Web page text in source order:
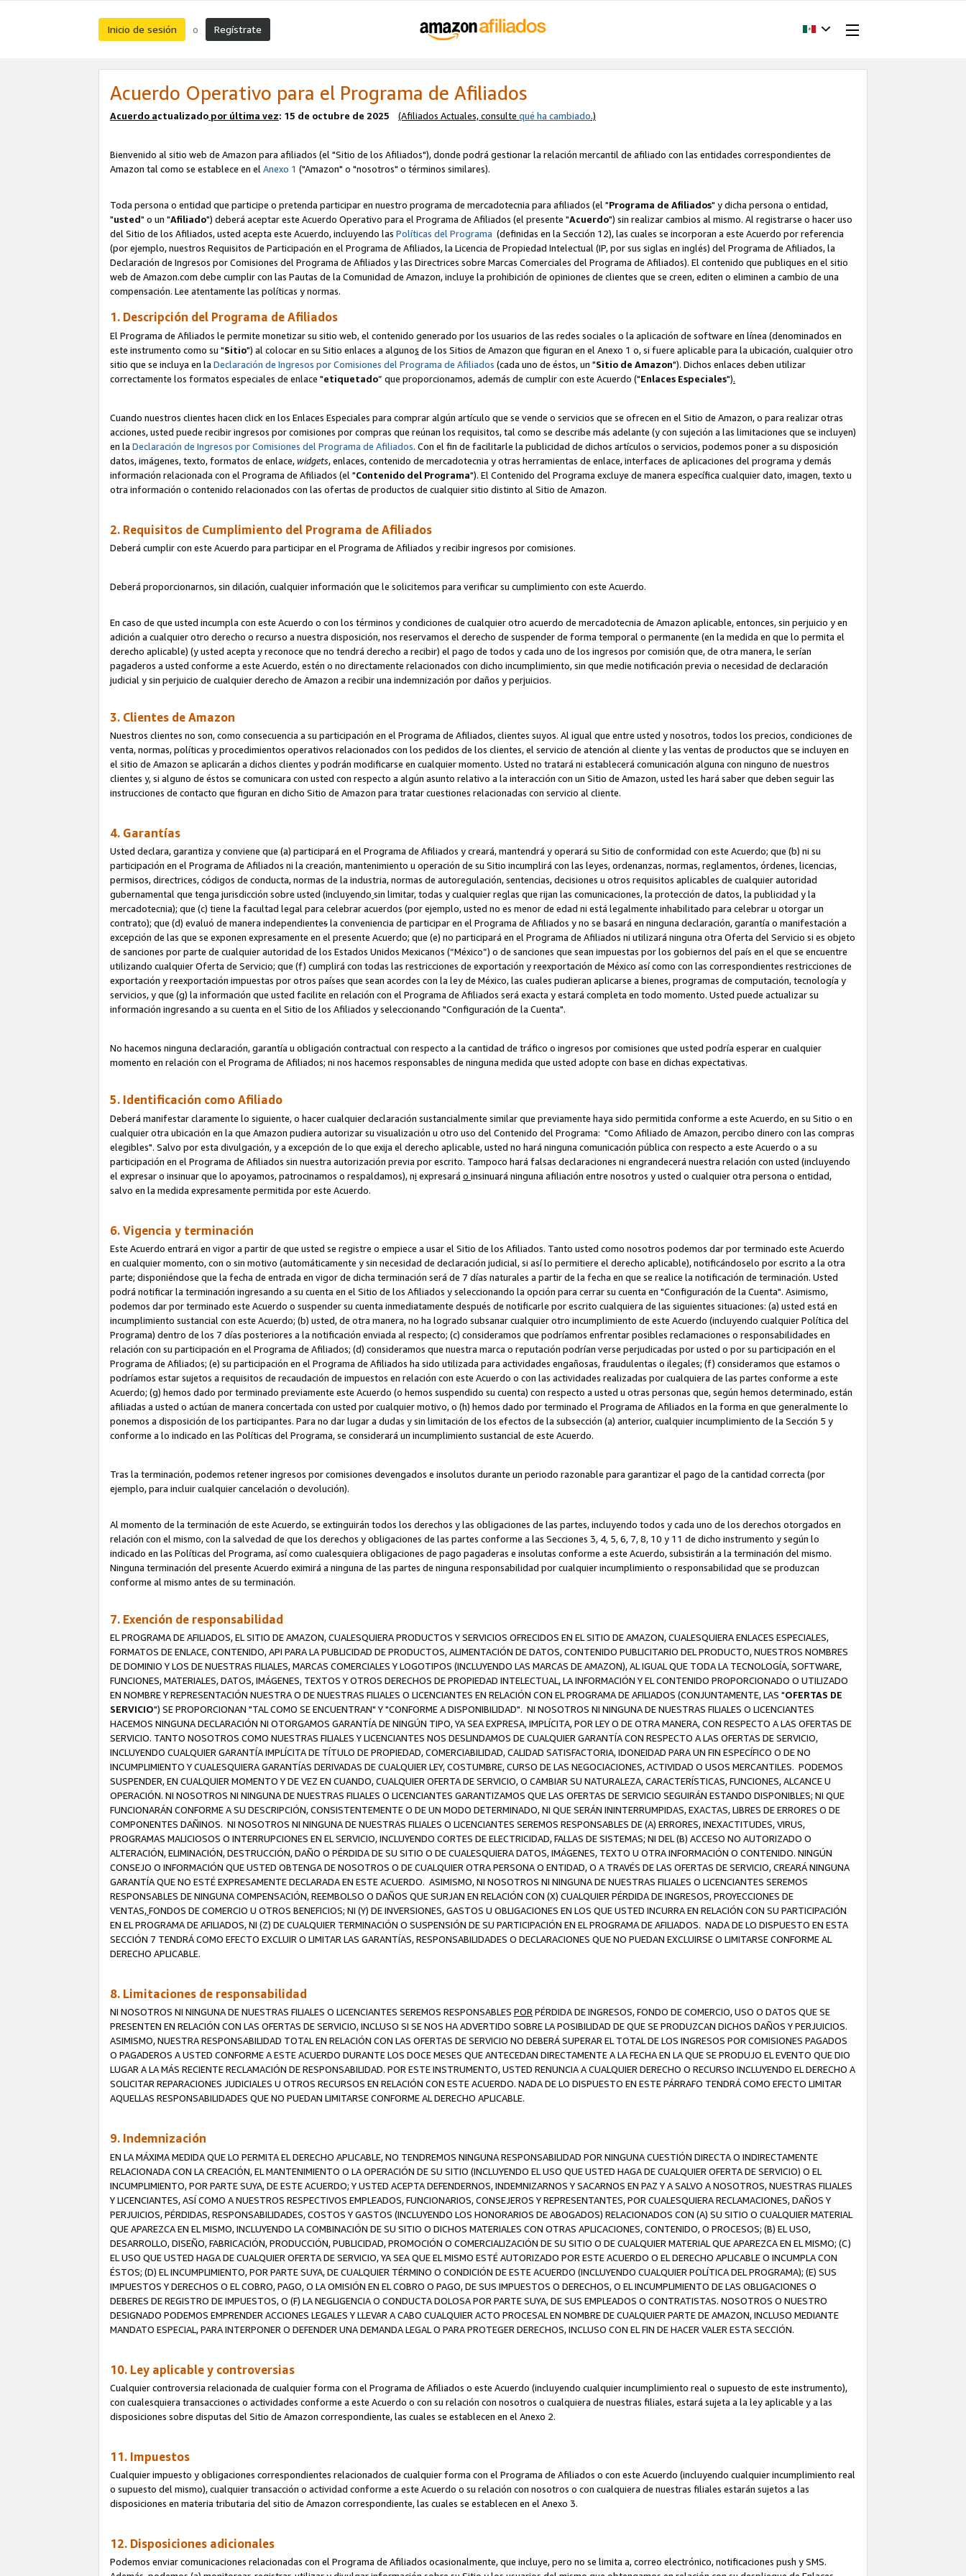
Inicio de sesión o Regístrate
Acuerdo Operativo para el Programa de Afiliados
Acuerdo actualizado por última vez: 15 de octubre de 2025 (Afiliados Actuales, consulte qué ha cambiado.)
Bienvenido al sitio web de Amazon para afiliados (el "Sitio de los Afiliados"), donde podrá gestionar la relación mercantil de afiliado con las entidades correspondientes de
Amazon tal como se establece en elAnexo 1 ("Amazon" o "nosotros" o términos similares).
Toda persona o entidad que participe o pretenda participar en nuestro programa de mercadotecnia para afiliados (el "Programa de Afiliados" y dicha persona o entidad,
"usted" o un "Afiliado") deberá aceptar este Acuerdo Operativo para el Programa de Afiliados (el presente "Acuerdo") sin realizar cambios al mismo. Al registrarse o hacer uso
del Sitio de los Afiliados, usted acepta este Acuerdo, incluyendo las Políticas del Programa (definidas en la Sección 12), las cuales se incorporan a este Acuerdo por referencia
(por ejemplo, nuestros Requisitos de Participación en el Programa de Afiliados, la Licencia de Propiedad Intelectual (IP, por sus siglas en inglés) del Programa de Afiliados, la
Declaración de Ingresos por Comisiones del Programa de Afiliados y las Directrices sobre Marcas Comerciales del Programa de Afiliados). El contenido que publiques en el sitio
web de Amazon.com debe cumplir con las Pautas de la Comunidad de Amazon, incluye la prohibición de opiniones de clientes que se creen, editen o eliminen a cambio de una
compensación. Lee atentamente las políticas y normas.
1. Descripción del Programa de Afiliados
El Programa de Afiliados le permite monetizar su sitio web, el contenido generado por los usuarios de las redes sociales o la aplicación de software en línea (denominados en
este instrumento como su "Sitio") al colocar en su Sitio enlaces a algunos de los Sitios de Amazon que figuran en el Anexo 1 o, si fuere aplicable para la ubicación, cualquier otro
sitio que se incluya en la Declaración de Ingresos por Comisiones del Programa de Afiliados (cada uno de éstos, un "Sitio de Amazon"). Dichos enlaces deben utilizar
correctamente los formatos especiales de enlace "etiquetado” que proporcionamos, además de cumplir con este Acuerdo ("Enlaces Especiales").
Cuando nuestros clientes hacen click en los Enlaces Especiales para comprar algún artículo que se vende o servicios que se ofrecen en el Sitio de Amazon, o para realizar otras
acciones, usted puede recibir ingresos por comisiones por compras que reúnan los requisitos, tal como se describe más adelante (y con sujeción a las limitaciones que se incluyen)
en la Declaración de Ingresos por Comisiones del Programa de Afiliados. Con el fin de facilitarle la publicidad de dichos artículos o servicios, podemos poner a su disposición
datos, imágenes, texto, formatos de enlace,widgets, enlaces, contenido de mercadotecnia y otras herramientas de enlace, interfaces de aplicaciones del programa y demás
información relacionada con el Programa de Afiliados (el "Contenido del Programa"). El Contenido del Programa excluye de manera específica cualquier dato, imagen, texto u
otra información o contenido relacionados con las ofertas de productos de cualquier sitio distinto al Sitio de Amazon.
2. Requisitos de Cumplimiento del Programa de Afiliados
Deberá cumplir con este Acuerdo para participar en el Programa de Afiliados y recibir ingresos por comisiones.
Deberá proporcionarnos, sin dilación, cualquier información que le solicitemos para verificar su cumplimiento con este Acuerdo.
En caso de que usted incumpla con este Acuerdo o con los términos y condiciones de cualquier otro acuerdo de mercadotecnia de Amazon aplicable, entonces, sin perjuicio y en
adición a cualquier otro derecho o recurso a nuestra disposición, nos reservamos el derecho de suspender de forma temporal o permanente (en la medida en que lo permita el
derecho aplicable) (y usted acepta y reconoce que no tendrá derecho a recibir) el pago de todos y cada uno de los ingresos por comisión que, de otra manera, le serían
pagaderos a usted conforme a este Acuerdo, estén o no directamente relacionados con dicho incumplimiento, sin que medie notificación previa o necesidad de declaración
judicial y sin perjuicio de cualquier derecho de Amazon a recibir una indemnización por daños y perjuicios.
3. Clientes de Amazon
Nuestros clientes no son, como consecuencia a su participación en el Programa de Afiliados, clientes suyos. Al igual que entre usted y nosotros, todos los precios, condiciones de
venta, normas, políticas y procedimientos operativos relacionados con los pedidos de los clientes, el servicio de atención al cliente y las ventas de productos que se incluyen en
el sitio de Amazon se aplicarán a dichos clientes y podrán modificarse en cualquier momento. Usted no tratará ni establecerá comunicación alguna con ninguno de nuestros
clientes y, si alguno de éstos se comunicara con usted con respecto a algún asunto relativo a la interacción con un Sitio de Amazon, usted les hará saber que deben seguir las
instrucciones de contacto que figuran en dicho Sitio de Amazon para tratar cuestiones relacionadas con servicio al cliente.
4. Garantías
Usted declara, garantiza y conviene que (a) participará en el Programa de Afiliados y creará, mantendrá y operará su Sitio de conformidad con este Acuerdo; que (b) ni su
participación en el Programa de Afiliados ni la creación, mantenimiento u operación de su Sitio incumplirá con las leyes, ordenanzas, normas, reglamentos, órdenes, licencias,
permisos, directrices, códigos de conducta, normas de la industria, normas de autoregulación, sentencias, decisiones u otros requisitos aplicables de cualquier autoridad
gubernamental que tenga jurisdicción sobre usted (incluyendo sin limitar, todas y cualquier reglas que rijan las comunicaciones, la protección de datos, la publicidad y la
mercadotecnia); que (c) tiene la facultad legal para celebrar acuerdos (por ejemplo, usted no es menor de edad ni está legalmente inhabilitado para celebrar u otorgar un
contrato); que (d) evaluó de manera independientesla conveniencia de participar en el Programa de Afiliados y no se basará en ninguna declaración, garantía o manifestación a
excepción de las que se exponen expresamente en el presente Acuerdo; que (e) no participará en el Programa de Afiliados ni utilizará ninguna otra Oferta del Servicio si es objeto
de sanciones por parte de cualquier autoridad de los Estados Unidos Mexicanos (“México”) o de sanciones que sean impuestas por los gobiernos del país en el que se encuentre
utilizando cualquier Oferta de Servicio; que (f) cumplirá con todas las restricciones de exportación y reexportación de México así como con las correspondientes restricciones de
exportación y reexportación impuestas por otros países que sean acordes con la ley de México, las cuales pudieran aplicarse a bienes, programas de computación, tecnología y
servicios, y que (g) la información que usted facilite en relación con el Programa de Afiliados será exacta y estará completa en todo momento. Usted puede actualizar su
información ingresando a su cuenta en el Sitio de los Afiliados y seleccionando "Configuración de la Cuenta".
No hacemos ninguna declaración, garantía u obligación contractual con respecto a la cantidad de tráfico o ingresos por comisiones que usted podría esperar en cualquier
momento en relación con el Programa de Afiliados; ni nos hacemos responsables de ninguna medida que usted adopte con base en dichas expectativas.
5. Identificación como Afiliado
Deberá manifestar claramente lo siguiente, o hacer cualquier declaración sustancialmente similar que previamente haya sido permitida conforme a este Acuerdo, en su Sitio o en
cualquier otra ubicación en la que Amazon pudiera autorizar su visualización u otro uso del Contenido del Programa: "Como Afiliado de Amazon, percibo dinero con las compras
elegibles". Salvo por esta divulgación, y a excepción de lo que exija el derecho aplicable, usted no hará ninguna comunicación pública con respecto a este Acuerdo o a su
participación en el Programa de Afiliados sin nuestra autorización previa por escrito. Tampoco hará falsas declaraciones ni engrandecerá nuestra relación con usted (incluyendo
el expresar o insinuar que lo apoyamos, patrocinamos o respaldamos), ni expresará o insinuará ninguna afiliación entre nosotros y usted o cualquier otra persona o entidad,
salvo en la medida expresamente permitida por este Acuerdo.
6. Vigencia y terminación
Este Acuerdo entrará en vigor a partir de que usted se registre o empiece a usar el Sitio de los Afiliados. Tanto usted como nosotros podemos dar por terminado este Acuerdo
en cualquier momento, con o sin motivo (automáticamente y sin necesidad de declaración judicial, si así lo permitiere el derecho aplicable), notificándoselo por escrito a la otra
parte; disponiéndose que la fecha de entrada en vigor de dicha terminación será de 7 días naturales a partir de la fecha en que se realice la notificación de terminación. Usted
podrá notificar la terminación ingresando a su cuenta en el Sitio de los Afiliados y seleccionando la opción para cerrar su cuenta en "Configuración de la Cuenta". Asimismo,
podemos dar por terminado este Acuerdo o suspender su cuenta inmediatamente después de notificarle por escrito cualquiera de las siguientes situaciones: (a) usted está en
incumplimiento sustancial con este Acuerdo; (b) usted, de otra manera, no ha logrado subsanar cualquier otro incumplimiento de este Acuerdo (incluyendo cualquier Política del
Programa) dentro de los 7 días posteriores a la notificación enviada al respecto; (c) consideramos que podríamos enfrentar posibles reclamaciones o responsabilidades en
relación con su participación en el Programa de Afiliados; (d) consideramos que nuestra marca o reputación podrían verse perjudicadas por usted o por su participación en el
Programa de Afiliados; (e) su participación en el Programa de Afiliados ha sido utilizada para actividades engañosas, fraudulentas o ilegales; (f) consideramos que estamos o
podríamos estar sujetos a requisitos de recaudación de impuestos en relación con este Acuerdo o con las actividades realizadas por cualquiera de las partes conforme a este
Acuerdo; (g) hemos dado por terminado previamente este Acuerdo (o hemos suspendido su cuenta) con respecto a usted u otras personas que, según hemos determinado, están
afiliadas a usted o actúan de manera concertada con usted por cualquier motivo, o (h) hemos dado por terminado el Programa de Afiliados en la forma en que generalmente lo
ponemos a disposición de los participantes. Para no dar lugar a dudas y sin limitación de los efectos de la subsección (a) anterior, cualquier incumplimiento de la Sección 5 y
conforme a lo indicado en las Políticas del Programa, se considerará un incumplimiento sustancial de este Acuerdo.
Tras la terminación, podemos retener ingresos por comisiones devengados e insolutos durante un periodo razonable para garantizar el pago de la cantidad correcta (por
ejemplo, para incluir cualquier cancelación o devolución).
Al momento de la terminación de este Acuerdo, se extinguirán todos los derechos y las obligaciones de las partes, incluyendo todos y cada uno de los derechos otorgados en
relación con el mismo, con la salvedad de que los derechos y obligaciones de las partes conforme a las Secciones 3, 4, 5, 6, 7, 8, 10 y 11 de dicho instrumento y según lo
indicado en las Políticas del Programa, así como cualesquiera obligaciones de pago pagaderas e insolutas conforme a este Acuerdo, subsistirán a la terminación del mismo.
Ninguna terminación del presente Acuerdo eximirá a ninguna de las partes de ninguna responsabilidad por cualquier incumplimiento o responsabilidad que se produzcan
conforme al mismo antes de su terminación.
7. Exención de responsabilidad
EL PROGRAMA DE AFILIADOS, EL SITIO DE AMAZON, CUALESQUIERA PRODUCTOS Y SERVICIOS OFRECIDOS EN EL SITIO DE AMAZON, CUALESQUIERA ENLACES ESPECIALES,
FORMATOS DE ENLACE, CONTENIDO, API PARA LA PUBLICIDAD DE PRODUCTOS, ALIMENTACIÓN DE DATOS, CONTENIDO PUBLICITARIO DEL PRODUCTO, NUESTROS NOMBRES
DE DOMINIO Y LOS DE NUESTRAS FILIALES, MARCAS COMERCIALES Y LOGOTIPOS (INCLUYENDO LAS MARCAS DE AMAZON), AL IGUAL QUE TODA LA TECNOLOGÍA, SOFTWARE,
FUNCIONES, MATERIALES, DATOS, IMÁGENES, TEXTOS Y OTROS DERECHOS DE PROPIEDAD INTELECTUAL, LA INFORMACIÓN Y EL CONTENIDO PROPORCIONADO O UTILIZADO
EN NOMBRE Y REPRESENTACIÓN NUESTRA O DE NUESTRAS FILIALES O LICENCIANTES EN RELACIÓN CON EL PROGRAMA DE AFILIADOS (CONJUNTAMENTE, LAS "OFERTAS DE
SERVICIO") SE PROPORCIONAN "TAL COMO SE ENCUENTRAN" Y "CONFORME A DISPONIBILIDAD". NI NOSOTROS NI NINGUNA DE NUESTRAS FILIALES O LICENCIANTES
HACEMOS NINGUNA DECLARACIÓN NI OTORGAMOS GARANTÍA DE NINGÚN TIPO, YA SEA EXPRESA, IMPLÍCITA, POR LEY O DE OTRA MANERA, CON RESPECTO A LAS OFERTAS DE
SERVICIO. TANTO NOSOTROS COMO NUESTRAS FILIALES Y LICENCIANTES NOS DESLINDAMOS DE CUALQUIER GARANTÍA CON RESPECTO A LAS OFERTAS DE SERVICIO,
INCLUYENDO CUALQUIER GARANTÍA IMPLÍCITA DE TÍTULO DE PROPIEDAD, COMERCIABILIDAD, CALIDAD SATISFACTORIA, IDONEIDAD PARA UN FIN ESPECÍFICO O DE NO
INCUMPLIMIENTO Y CUALESQUIERA GARANTÍAS DERIVADAS DE CUALQUIER LEY, COSTUMBRE, CURSO DE LAS NEGOCIACIONES, ACTIVIDAD O USOS MERCANTILES. PODEMOS
SUSPENDER, EN CUALQUIER MOMENTO Y DE VEZ EN CUANDO, CUALQUIER OFERTA DE SERVICIO, O CAMBIAR SU NATURALEZA, CARACTERÍSTICAS, FUNCIONES, ALCANCE U
OPERACIÓN. NI NOSOTROS NI NINGUNA DE NUESTRAS FILIALES O LICENCIANTES GARANTIZAMOS QUE LAS OFERTAS DE SERVICIO SEGUIRÁN ESTANDO DISPONIBLES; NI QUE
FUNCIONARÁN CONFORME A SU DESCRIPCIÓN, CONSISTENTEMENTE O DE UN MODO DETERMINADO, NI QUE SERÁN ININTERRUMPIDAS, EXACTAS, LIBRES DE ERRORES O DE
COMPONENTES DAÑINOS. NI NOSOTROS NI NINGUNA DE NUESTRAS FILIALES O LICENCIANTES SEREMOS RESPONSABLES DE (A) ERRORES, INEXACTITUDES, VIRUS,
PROGRAMAS MALICIOSOS O INTERRUPCIONES EN EL SERVICIO, INCLUYENDO CORTES DE ELECTRICIDAD, FALLAS DE SISTEMAS; NI DEL (B) ACCESO NO AUTORIZADO O
ALTERACIÓN, ELIMINACIÓN, DESTRUCCIÓN, DAÑO O PÉRDIDA DE SU SITIO O DE CUALESQUIERA DATOS, IMÁGENES, TEXTO U OTRA INFORMACIÓN O CONTENIDO. NINGÚN
CONSEJO O INFORMACIÓN QUE USTED OBTENGA DE NOSOTROS O DE CUALQUIER OTRA PERSONA O ENTIDAD, O A TRAVÉS DE LAS OFERTAS DE SERVICIO, CREARÁ NINGUNA
GARANTÍA QUE NO ESTÉ EXPRESAMENTE DECLARADA EN ESTE ACUERDO. ASIMISMO, NI NOSOTROS NI NINGUNA DE NUESTRAS FILIALES O LICENCIANTES SEREMOS
RESPONSABLES DE NINGUNA COMPENSACIÓN, REEMBOLSO O DAÑOS QUE SURJAN EN RELACIÓN CON (X) CUALQUIER PÉRDIDA DE INGRESOS, PROYECCIONES DE
VENTAS,FONDOS DE COMERCIO U OTROS BENEFICIOS; NI (Y) DE INVERSIONES, GASTOS U OBLIGACIONES EN LOS QUE USTED INCURRA EN RELACIÓN CON SU PARTICIPACIÓN
EN EL PROGRAMA DE AFILIADOS, NI (Z) DE CUALQUIER TERMINACIÓN O SUSPENSIÓN DE SU PARTICIPACIÓN EN EL PROGRAMA DE AFILIADOS. NADA DE LO DISPUESTO EN ESTA
SECCIÓN 7 TENDRÁ COMO EFECTO EXCLUIR O LIMITAR LAS GARANTÍAS, RESPONSABILIDADES O DECLARACIONES QUE NO PUEDAN EXCLUIRSE O LIMITARSE CONFORME AL
DERECHO APLICABLE.
8. Limitaciones de responsabilidad
NI NOSOTROS NI NINGUNA DE NUESTRAS FILIALES O LICENCIANTES SEREMOS RESPONSABLES PORPÉRDIDA DE INGRESOS, FONDO DE COMERCIO, USO O DATOS QUE SE
PRESENTEN EN RELACIÓN CON LAS OFERTAS DE SERVICIO, INCLUSO SI SE NOS HA ADVERTIDO SOBRE LA POSIBILIDAD DE QUE SE PRODUZCAN DICHOS DAÑOS Y PERJUICIOS.
ASIMISMO, NUESTRA RESPONSABILIDAD TOTAL EN RELACIÓN CON LAS OFERTAS DE SERVICIO NO DEBERÁ SUPERAR EL TOTAL DE LOS INGRESOS POR COMISIONES PAGADOS
O PAGADEROS A USTED CONFORME A ESTE ACUERDO DURANTE LOS DOCE MESES QUE ANTECEDAN DIRECTAMENTE A LA FECHA EN LA QUE SE PRODUJO EL EVENTO QUE DIO
LUGAR A LA MÁS RECIENTE RECLAMACIÓN DE RESPONSABILIDAD. POR ESTE INSTRUMENTO, USTED RENUNCIA A CUALQUIER DERECHO O RECURSO INCLUYENDO EL DERECHO A
SOLICITAR REPARACIONES JUDICIALES U OTROS RECURSOS EN RELACIÓN CON ESTE ACUERDO. NADA DE LO DISPUESTO EN ESTE PÁRRAFO TENDRÁ COMO EFECTO LIMITAR
AQUELLAS RESPONSABILIDADES QUE NO PUEDAN LIMITARSE CONFORME AL DERECHO APLICABLE.
9. Indemnización
EN LA MÁXIMA MEDIDA QUE LO PERMITA EL DERECHO APLICABLE, NO TENDREMOS NINGUNA RESPONSABILIDAD POR NINGUNA CUESTIÓN DIRECTA O INDIRECTAMENTE
RELACIONADA CON LA CREACIÓN, EL MANTENIMIENTO O LA OPERACIÓN DE SU SITIO (INCLUYENDO EL USO QUE USTED HAGA DE CUALQUIER OFERTA DE SERVICIO) O EL
INCUMPLIMIENTO, POR PARTE SUYA, DE ESTE ACUERDO; Y USTED ACEPTA DEFENDERNOS, INDEMNIZARNOS Y SACARNOS EN PAZ Y A SALVO A NOSOTROS, NUESTRAS FILIALES
Y LICENCIANTES, ASÍ COMO A NUESTROS RESPECTIVOS EMPLEADOS, FUNCIONARIOS, CONSEJEROS Y REPRESENTANTES, POR CUALESQUIERA RECLAMACIONES, DAÑOS Y
PERJUICIOS, PÉRDIDAS, RESPONSABILIDADES, COSTOS Y GASTOS (INCLUYENDO LOS HONORARIOS DE ABOGADOS) RELACIONADOS CON (A) SU SITIO O CUALQUIER MATERIAL
QUE APAREZCA EN EL MISMO, INCLUYENDO LA COMBINACIÓN DE SU SITIO O DICHOS MATERIALES CON OTRAS APLICACIONES, CONTENIDO, O PROCESOS; (B) EL USO,
DESARROLLO, DISEÑO, FABRICACIÓN, PRODUCCIÓN, PUBLICIDAD, PROMOCIÓN O COMERCIALIZACIÓN DE SU SITIO O DE CUALQUIER MATERIAL QUE APAREZCA EN EL MISMO; (C)
EL USO QUE USTED HAGA DE CUALQUIER OFERTA DE SERVICIO, YA SEA QUE EL MISMO ESTÉ AUTORIZADO POR ESTE ACUERDO O EL DERECHO APLICABLE O INCUMPLA CON
ÉSTOS; (D) EL INCUMPLIMIENTO, POR PARTE SUYA, DE CUALQUIER TÉRMINO O CONDICIÓN DE ESTE ACUERDO (INCLUYENDO CUALQUIER POLÍTICA DEL PROGRAMA); (E) SUS
IMPUESTOS Y DERECHOS O EL COBRO, PAGO, O LA OMISIÓN EN EL COBRO O PAGO, DE SUS IMPUESTOS O DERECHOS, O EL INCUMPLIMIENTO DE LAS OBLIGACIONES O
DEBERES DE REGISTRO DE IMPUESTOS, O (F) LA NEGLIGENCIA O CONDUCTA DOLOSA POR PARTE SUYA, DE SUS EMPLEADOS O CONTRATISTAS. NOSOTROS O NUESTRO
DESIGNADO PODEMOS EMPRENDER ACCIONES LEGALES Y LLEVAR A CABO CUALQUIER ACTO PROCESAL EN NOMBRE DE CUALQUIER PARTE DE AMAZON, INCLUSO MEDIANTE
MANDATO ESPECIAL, PARA INTERPONER O DEFENDER UNA DEMANDA LEGAL O PARA PROTEGER DERECHOS, INCLUSO CON EL FIN DE HACER VALER ESTA SECCIÓN.
10. Ley aplicable y controversias
Cualquier controversia relacionada de cualquier forma con el Programa de Afiliados o este Acuerdo (incluyendo cualquier incumplimiento real o supuesto de este instrumento),
con cualesquiera transacciones o actividades conforme a este Acuerdo o con su relación con nosotros o cualquiera de nuestras filiales, estará sujeta a la ley aplicable y a las
disposiciones sobre disputas del Sitio de Amazon correspondiente, las cuales se establecen en el Anexo 2.
11. Impuestos
Cualquier impuesto y obligaciones correspondientes relacionados de cualquier forma con el Programa de Afiliados o con este Acuerdo (incluyendo cualquier incumplimiento real
o supuesto del mismo), cualquier transacción o actividad conforme a este Acuerdo o su relación con nosotros o con cualquiera de nuestras filiales estarán sujetos a las
disposiciones en materia tributaria del sitio de Amazon correspondiente, las cuales se establecen en el Anexo 3.
12. Disposiciones adicionales
Podemos enviar comunicaciones relacionadas con el Programa de Afiliados ocasionalmente, que incluye, pero no se limita a, correo electrónico, notificaciones push y SMS.